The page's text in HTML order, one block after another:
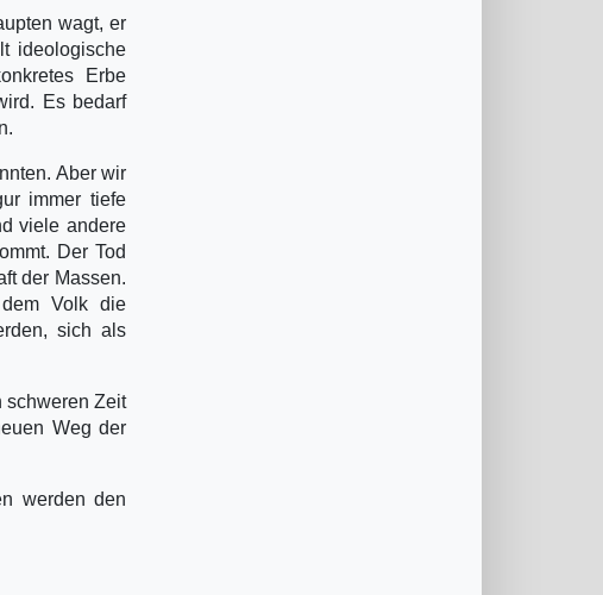
wagt, er
ideologische
Erbe
Es bedarf
Aber wir
immer tiefe
viele andere
Der Tod
der Massen.
Volk die
sich als
schweren Zeit
Weg der
werden den